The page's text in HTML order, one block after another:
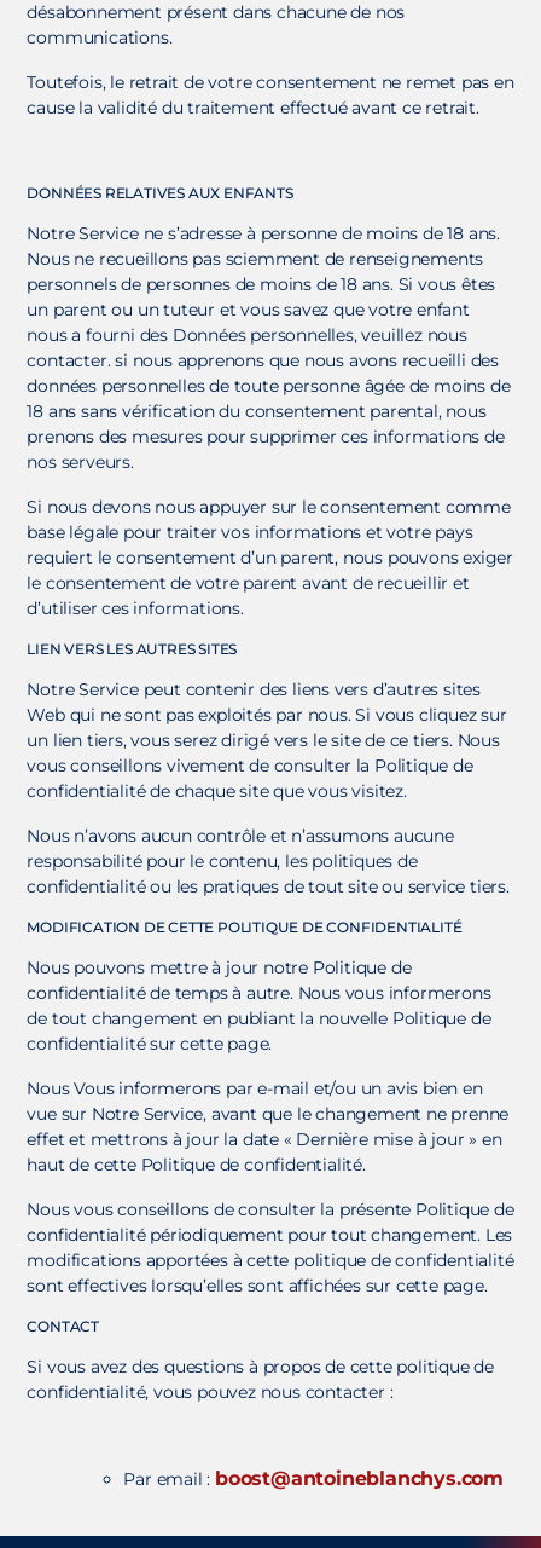
désabonnement présent dans chacune de nos
communications.
Toutefois, le retrait de votre consentement ne remet pas en
cause la validité du traitement effectué avant ce retrait.
DONNÉES RELATIVES AUX ENFANTS
Notre Service ne s’adresse à personne de moins de 18 ans.
Nous ne recueillons pas sciemment de renseignements
personnels de personnes de moins de 18 ans. Si vous êtes
un parent ou un tuteur et vous savez que votre enfant
nous a fourni des Données personnelles, veuillez nous
contacter. si nous apprenons que nous avons recueilli des
données personnelles de toute personne âgée de moins de
18 ans sans vérification du consentement parental, nous
prenons des mesures pour supprimer ces informations de
nos serveurs.
Si nous devons nous appuyer sur le consentement comme
base légale pour traiter vos informations et votre pays
requiert le consentement d’un parent, nous pouvons exiger
le consentement de votre parent avant de recueillir et
d’utiliser ces informations.
LIEN VERS LES AUTRES SITES
Notre Service peut contenir des liens vers d’autres sites
Web qui ne sont pas exploités par nous. Si vous cliquez sur
un lien tiers, vous serez dirigé vers le site de ce tiers. Nous
vous conseillons vivement de consulter la Politique de
confidentialité de chaque site que vous visitez.
Nous n’avons aucun contrôle et n’assumons aucune
responsabilité pour le contenu, les politiques de
confidentialité ou les pratiques de tout site ou service tiers.
MODIFICATION DE CETTE POLITIQUE DE CONFIDENTIALITÉ
Nous pouvons mettre à jour notre Politique de
confidentialité de temps à autre. Nous vous informerons
de tout changement en publiant la nouvelle Politique de
confidentialité sur cette page.
Nous Vous informerons par e-mail et/ou un avis bien en
vue sur Notre Service, avant que le changement ne prenne
effet et mettrons à jour la date « Dernière mise à jour » en
haut de cette Politique de confidentialité.
Nous vous conseillons de consulter la présente Politique de
confidentialité périodiquement pour tout changement. Les
modifications apportées à cette politique de confidentialité
sont effectives lorsqu’elles sont affichées sur cette page.
CONTACT
Si vous avez des questions à propos de cette politique de
confidentialité, vous pouvez nous contacter :
Par email : boost@antoineblanchys.com